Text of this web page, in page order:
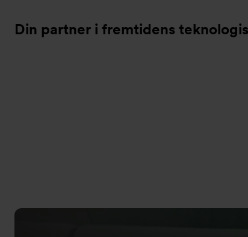
Din partner i fremtidens